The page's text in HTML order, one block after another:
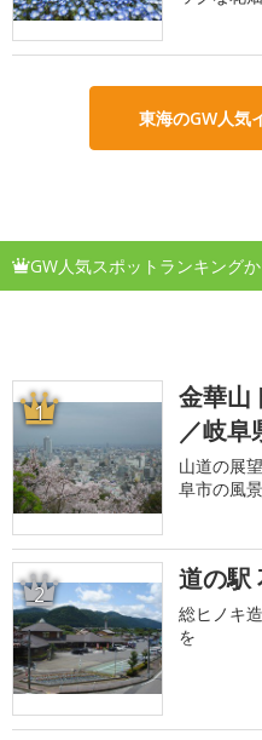
東海のGW人気
GW人気スポットランキングか
1
金華山
／岐阜
山道の展
阜市の風
2 道の駅
総ヒノキ
を